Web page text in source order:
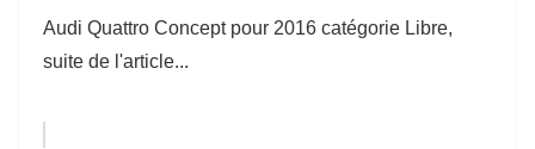
Audi Quattro Concept pour 2016 catégorie Libre,
suite de l'article...